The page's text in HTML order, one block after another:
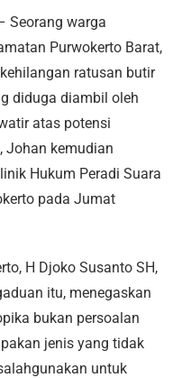
Seorang warga
Purwokerto Barat,
ratusan butir
diduga diambil oleh
atas potensi
Johan kemudian
Hukum Peradi Suara
pada Jumat
H Djoko Susanto SH,
itu, menegaskan
bukan persoalan
jenis yang tidak
untuk